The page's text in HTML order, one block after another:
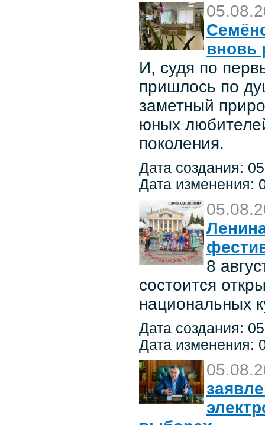
вновь
И, судя по
пришлось по
заметный
юных
поколения.
Дата создания:
Дата изменения:
8
состоится
национальных
Дата создания:
Дата изменения: